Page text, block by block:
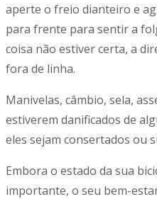
aperte o freio dianteiro e
para frente para sentir a
coisa não estiver certa, a
fora de linha.
Manivelas, câmbio, sela,
estiverem danificados de
eles sejam consertados ou
Embora o estado da sua
importante, o seu bem-